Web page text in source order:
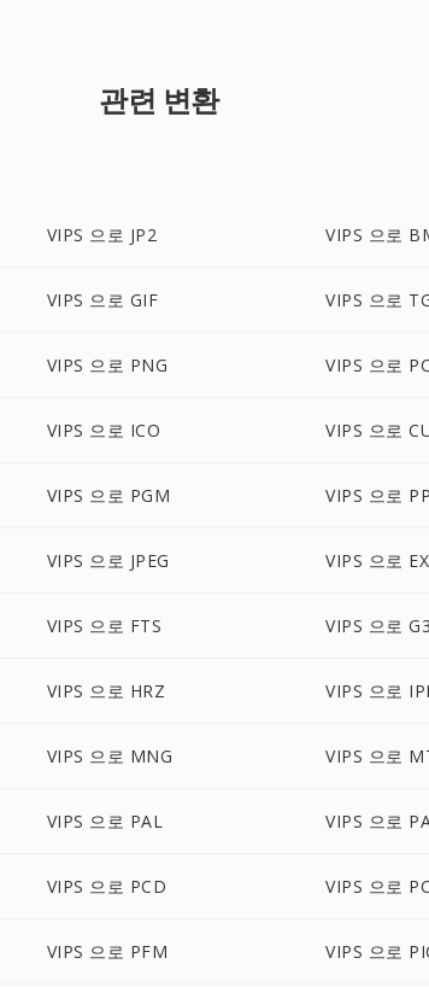
관련 변환
VIPS 으로 JP2 VIPS 으로
VIPS 으로 GIF VIPS 으로
VIPS 으로 PNG VIPS 으로
VIPS 으로 ICO VIPS 으로
VIPS 으로 PGM VIPS 으로
VIPS 으로 JPEG VIPS 으로
VIPS 으로 FTS VIPS 으로 G3
VIPS 으로 HRZ VIPS 으로
VIPS 으로 MNG VIPS 으로
VIPS 으로 PAL VIPS 으로
VIPS 으로 PCD VIPS 으로
VIPS 으로 PFM VIPS 으로